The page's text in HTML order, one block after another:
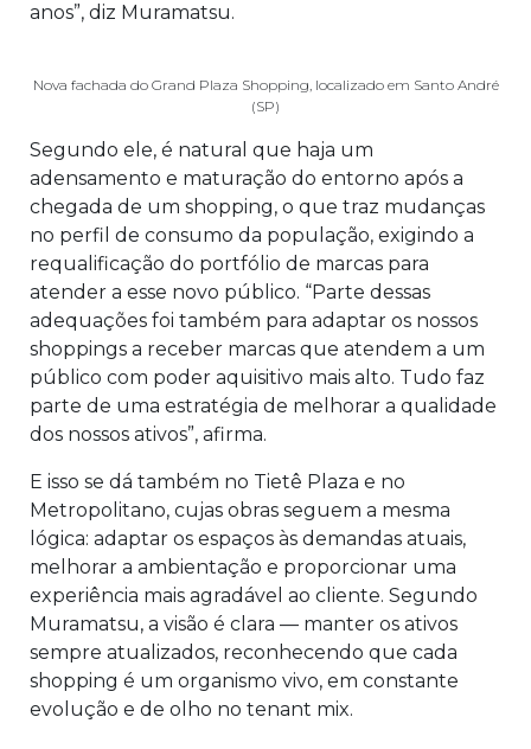
anos”, diz Muramatsu.
Nova fachada do Grand Plaza Shopping, localizado em Santo André
(SP)
Segundo ele, é natural que haja um
adensamento e maturação do entorno após a
chegada de um shopping, o que traz mudanças
no perfil de consumo da população, exigindo a
requalificação do portfólio de marcas para
atender a esse novo público. “Parte dessas
adequações foi também para adaptar os nossos
shoppings a receber marcas que atendem a um
público com poder aquisitivo mais alto. Tudo faz
parte de uma estratégia de melhorar a qualidade
dos nossos ativos”, afirma.
E isso se dá também no Tietê Plaza e no
Metropolitano, cujas obras seguem a mesma
lógica: adaptar os espaços às demandas atuais,
melhorar a ambientação e proporcionar uma
experiência mais agradável ao cliente. Segundo
Muramatsu, a visão é clara — manter os ativos
sempre atualizados, reconhecendo que cada
shopping é um organismo vivo, em constante
evolução e de olho no tenant mix.